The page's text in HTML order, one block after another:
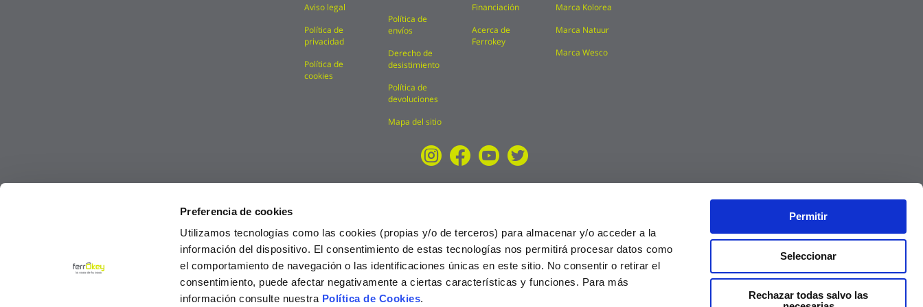
Preferencia de cookies
Utilizamos tecnologías como las cookies (propias y/o de terceros) para almacenar y/o acceder a la
información del dispositivo. El consentimiento de estas tecnologías nos permitirá procesar datos como
el comportamiento de navegación o las identificaciones únicas en este sitio. No consentir o retirar el
consentimiento, puede afectar negativamente a ciertas características y funciones. Para más
información consulte nuestra Política de Cookies.
Permitir
Seleccionar
Rechazar todas salvo las
Aviso legal
Política de
privacidad
Política de
cookies
Política de
envíos
Derecho de
desistimiento
Política de
devoluciones
Mapa del sitio
Financiación
Acerca de
Ferrokey
Marca Kolorea
Marca Natuur
Marca Wesco